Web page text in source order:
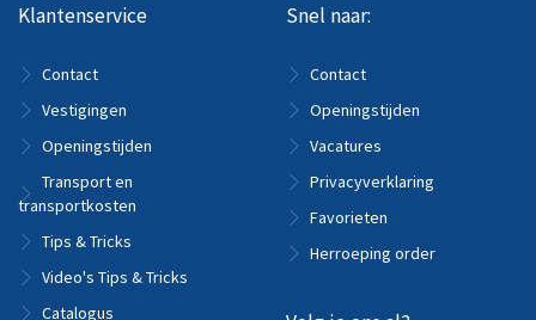
Klantenservice
Contact
Vestigingen
Openingstijden
Transport en
transportkosten
Tips & Tricks
Video's Tips & Tricks
Catalogus
Snel naar:
Contact
Openingstijden
Vacatures
Privacyverklaring
Favorieten
Herroeping order